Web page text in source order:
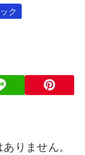
ク
りません。